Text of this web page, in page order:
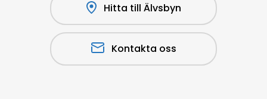
Hitta till Älvsbyn
Kontakta oss